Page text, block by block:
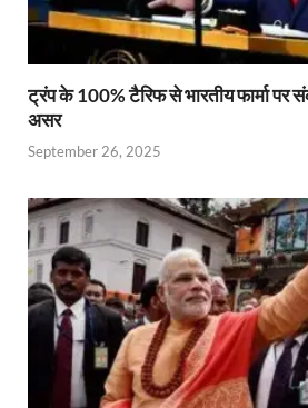
ट्रंप के 100% टैरिफ से भारतीय फार्मा पर
असर
September 26, 2025